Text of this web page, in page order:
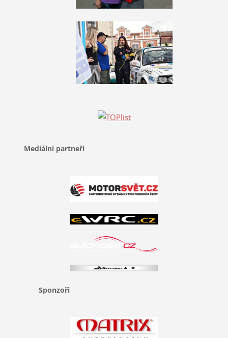
Mediální partneři
Sponzoři